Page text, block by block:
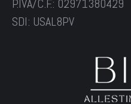
P.IVA/C.F.: 02971380429
SDI: USAL8PV